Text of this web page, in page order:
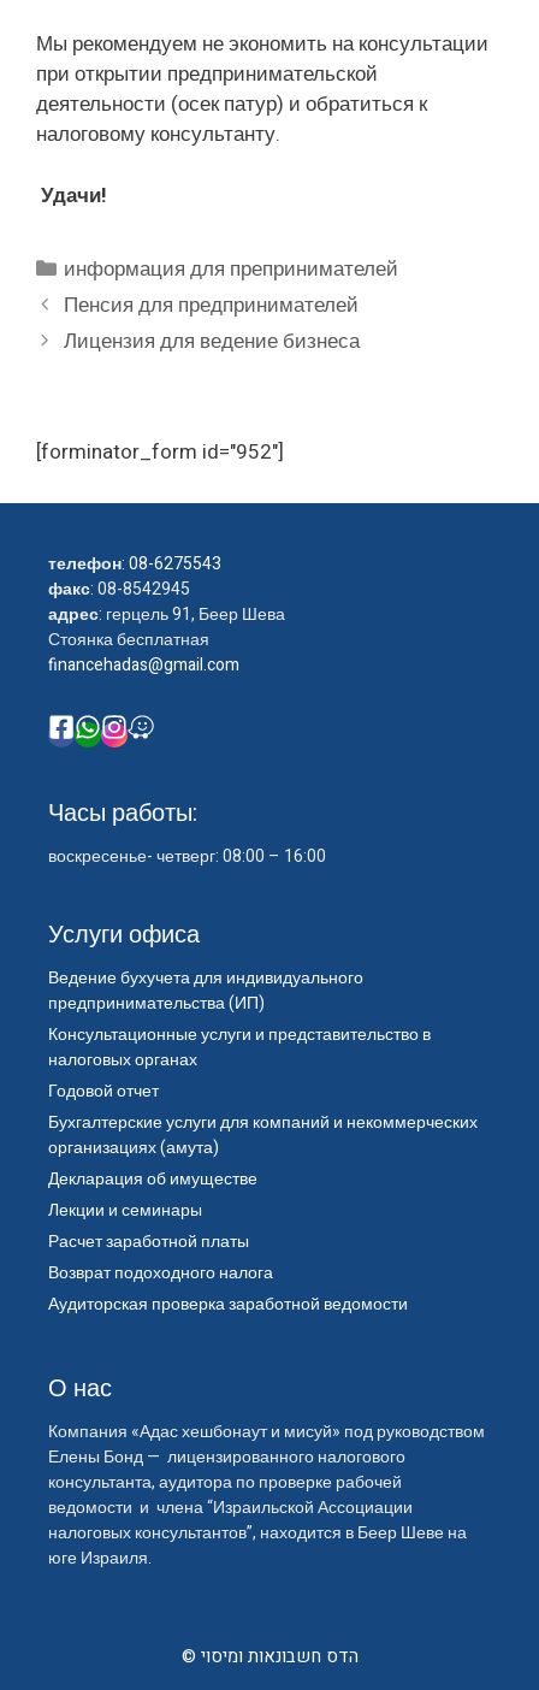
Мы рекомендуем не экономить на консультации
при открытии предпринимательской
деятельности (осек патур) и обратиться к
налоговому консультанту.
Удачи!
Рубрики
информация для препринимателей
Пенсия для предпринимателей
Лицензия для ведение бизнеса
[forminator_form id="952"]
телефон:08-6275543
факс: 08-8542945
адрес: герцель 91, Беер Шева
Стоянка бесплатная
financehadas@gmail.com
Часы работы:
воскресенье- четверг: 08:00 – 16:00
Услуги офиса
Ведение бухучета для индивидуального
предпринимательства (ИП)
Консультационные услуги и представительство в
налоговых органах
Годовой отчет
Бухгалтерские услуги для компаний и некоммерческих
организациях (амута)
Декларация об имуществе
Лекции и семинары
Расчет заработной платы
Возврат подоходного налога
Аудиторская проверка заработной ведомости
О нас
Компания «Адас хешбонаут и мисуй» под руководством
Елены Бонд — лицензированного налогового
консультанта, аудитора по проверке рабочей
ведомости и члена “Израильской Ассоциации
налоговых консультантов”, находится в Беер Шеве на
юге Израиля.
© הדס חשבונאות ומיסוי